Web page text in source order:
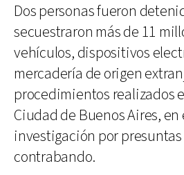
Dos personas fueron
secuestraron más de 11
vehículos, dispositivos
mercadería de origen
procedimientos realizados
Ciudad de Buenos Aires,
investigación por
contrabando.